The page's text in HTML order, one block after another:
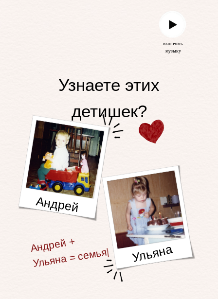
включить
музыку
Узнаете этих
детишек?
| Ульяна
Андрей